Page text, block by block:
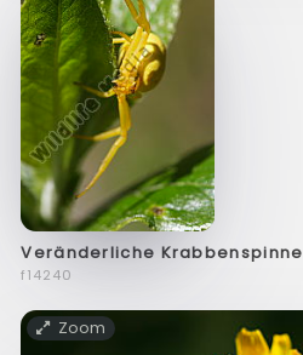
Veränderliche Krabbenspinne
f14240
Zoom